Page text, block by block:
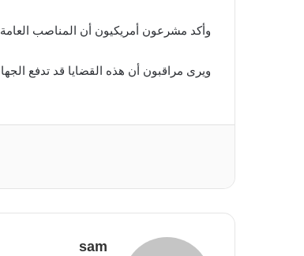
وأكد مشرعون أمريكيون أن المناصب
ويرى مراقبون أن هذه القضايا قد تدفع
sam